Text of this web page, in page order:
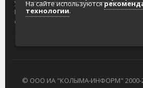
Разработка
сайтов
© ООО ИА "КОЛЫМА-ИНФОРМ" 2000-
На сайте используются
технологии.